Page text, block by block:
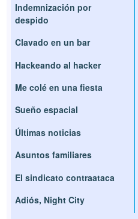
Indemnización por
despido
Clavado en un bar
Hackeando al hacker
Me colé en una fiesta
Sueño espacial
Últimas noticias
Asuntos familiares
El sindicato contraataca
Adiós, Night City